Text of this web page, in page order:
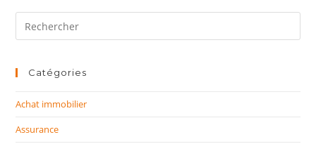
Rechercher
sur
siteCatégories
Achat immobilier
Assurance